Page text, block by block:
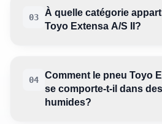
03
À quelle catégorie
Toyo Extensa A/S II?
04
Comment le pneu Toyo
se comporte-t-il dans
humides?